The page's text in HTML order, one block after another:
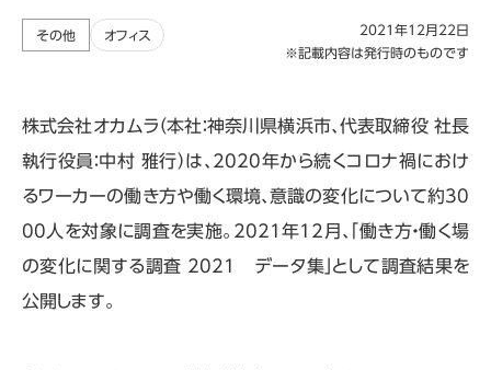
その他 オフィス
2021年12月22日
※記載内容は発行時のものです
株式会社オカムラ（本社：神奈川県横浜市、代表取締役 社長
執行役員：中村 雅行）は、2020年から続くコロナ禍におけ
るワーカーの働き方や働く環境、意識の変化について約30
00人を対象に調査を実施。2021年12月、「働き方・働く場
の変化に関する調査 2021 データ集」として調査結果を
公開します。